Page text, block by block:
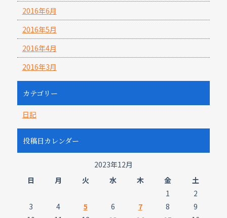
2016年6月
2016年5月
2016年4月
2016年3月
カテゴリー
日記
投稿日カレンダー
2023年12月
日
月 火 水 木 金
土
1
2
3
4 5 6 7 8
9